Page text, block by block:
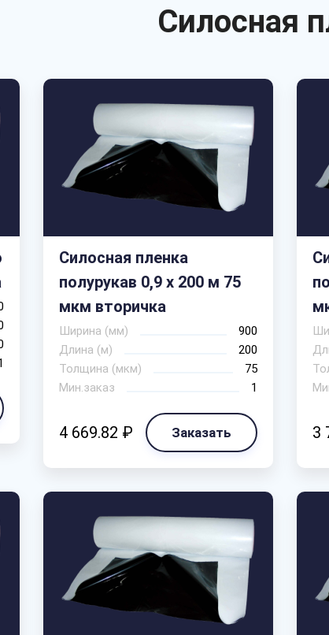
Силосная
Силосная пленка
полурукав 0,9 х 200 м 75
мкм вторичка
Ширина (мм)
900
Длина (м)
200
Толщина (мкм)
75
Мин.заказ
1
4 669.82 ₽ Заказать 3